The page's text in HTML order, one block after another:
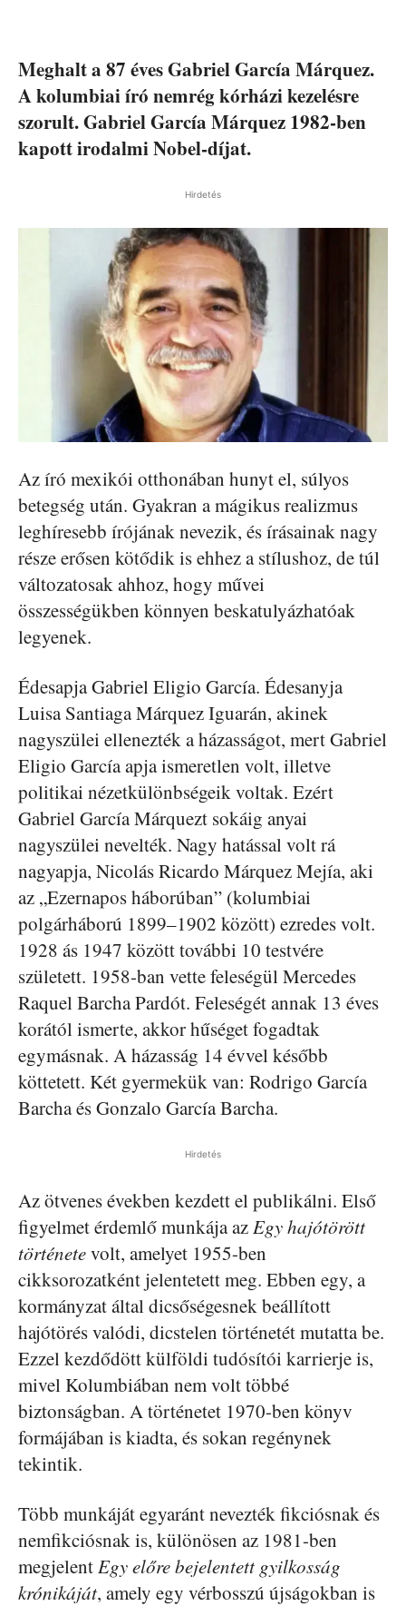
Meghalt a 87 éves Gabriel García Márquez.
A kolumbiai író nemrég kórházi kezelésre
szorult. Gabriel García Márquez 1982-ben
kapott irodalmi Nobel-díjat.
Hirdetés
Az író mexikói otthonában hunyt el, súlyos
betegség után. Gyakran a mágikus realizmus
leghíresebb írójának nevezik, és írásainak nagy
része erősen kötődik is ehhez a stílushoz, de túl
változatosak ahhoz, hogy művei
összességükben könnyen beskatulyázhatóak
legyenek.
Édesapja Gabriel Eligio García. Édesanyja
Luisa Santiaga Márquez Iguarán, akinek
nagyszülei ellenezték a házasságot, mert Gabriel
Eligio García apja ismeretlen volt, illetve
politikai nézetkülönbségeik voltak. Ezért
Gabriel García Márquezt sokáig anyai
nagyszülei nevelték. Nagy hatással volt rá
nagyapja, Nicolás Ricardo Márquez Mejía, aki
az „Ezernapos háborúban” (kolumbiai
polgárháború 1899–1902 között) ezredes volt.
1928 ás 1947 között további 10 testvére
született. 1958-ban vette feleségül Mercedes
Raquel Barcha Pardót. Feleségét annak 13 éves
korától ismerte, akkor hűséget fogadtak
egymásnak. A házasság 14 évvel később
köttetett. Két gyermekük van: Rodrigo García
Barcha és Gonzalo García Barcha.
Hirdetés
Az ötvenes években kezdett el publikálni. Első
figyelmet érdemlő munkája azEgy hajótörött
történetevolt, amelyet 1955-ben
cikksorozatként jelentetett meg. Ebben egy, a
kormányzat által dicsőségesnek beállított
hajótörés valódi, dicstelen történetét mutatta be.
Ezzel kezdődött külföldi tudósítói karrierje is,
mivel Kolumbiában nem volt többé
biztonságban. A történetet 1970-ben könyv
formájában is kiadta, és sokan regénynek
tekintik.
Több munkáját egyaránt nevezték fikciósnak és
nemfikciósnak is, különösen az 1981-ben
megjelentEgy előre bejelentett gyilkosság
krónikáját, amely egy vérbosszú újságokban is